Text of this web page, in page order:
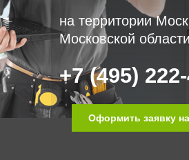
на территории
Московской области
+7 (495)
Оформить заявку